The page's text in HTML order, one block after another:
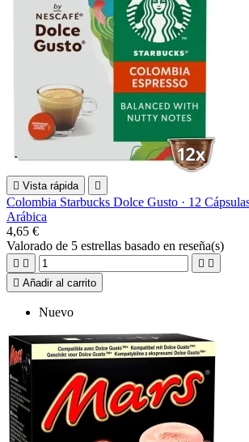
 Vista rápida 
Colombia Starbucks Dolce Gusto · 12
Arábica
4,65 €
Valorado de 5 estrellas basado en reseña(s)
   
 Añadir al carrito
Nuevo